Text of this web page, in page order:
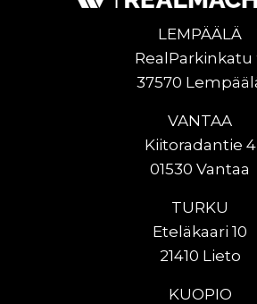
LEMPÄÄLÄ
RealParkinkatu
37570
VANTAA
Kiitoradantie 4
01530 Vantaa
TURKU
Eteläkaari 10
21410 Lieto
KUOPIO